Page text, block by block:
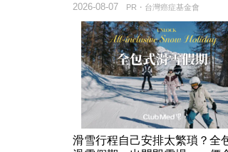
PR・台灣癌症基金會
2026-08-07
滑雪行程自己安排太繁瑣？全